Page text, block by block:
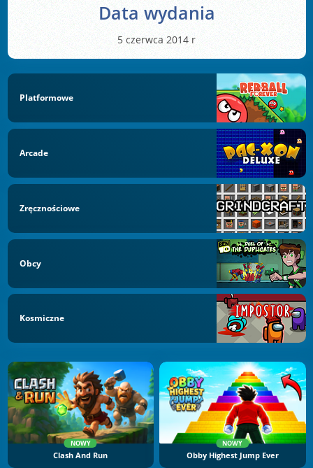
Data wydania
5 czerwca 2014 r
Platformowe
Arcade
Zręcznościowe
Obcy
Kosmiczne
NOWY
Clash And Run
NOWY
Obby Highest Jump Ever